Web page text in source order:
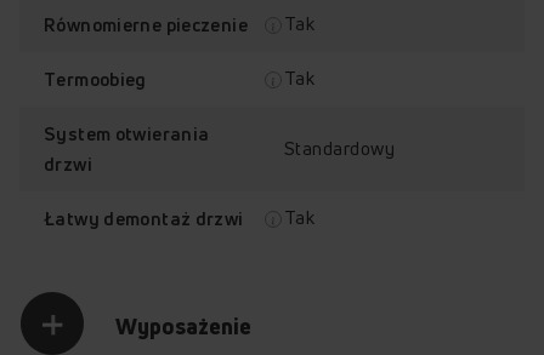
Równomierne pieczenie Tak
Termoobieg Tak
System otwierania
drzwi
Standardowy
Łatwy demontaż drzwi Tak
Wyposażenie